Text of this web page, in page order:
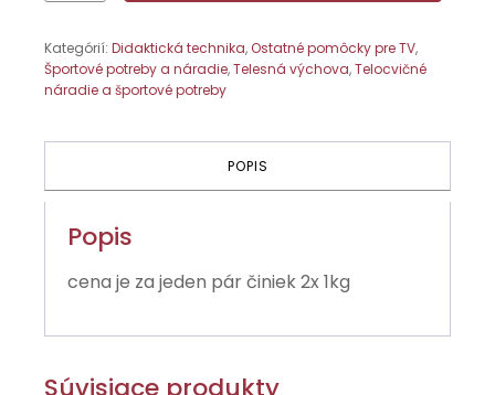
1
kg
/pár
Kategórií: Didaktická technika,Ostatné pomôcky pre TV,
Športové potreby a náradie,Telesná výchova,Telocvičné
náradie a športové potreby
POPIS
Popis
cena je za jeden pár činiek 2x 1kg
Súvisiace produkty